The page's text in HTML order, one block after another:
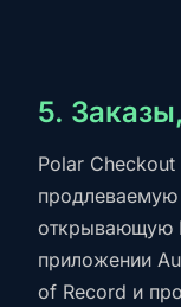
5.
Polar
продлеваемую
открывающую
приложении
of Record и